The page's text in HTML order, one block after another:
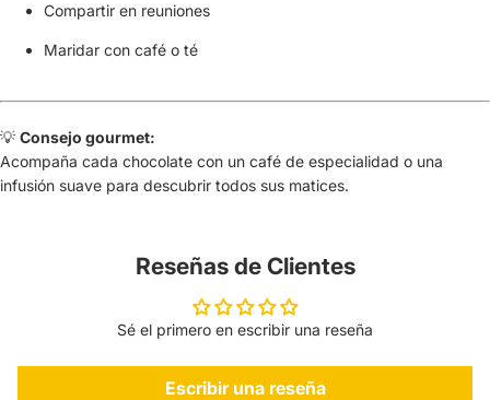
Compartir en reuniones
Maridar con café o té
💡 Consejo gourmet:
Acompaña cada chocolate con un café de especialidad o una
infusión suave para descubrir todos sus matices.
Reseñas de Clientes
Sé el primero en escribir una reseña
Escribir una reseña